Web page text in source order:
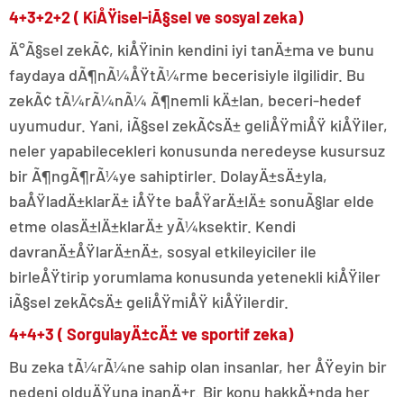
4+3+2+2 ( KiÅŸisel-iÃ§sel ve sosyal zeka)
Ä°Ã§sel zekÃ¢, kiÅŸinin kendini iyi tanÄ±ma ve bunu
faydaya dÃ¶nÃ¼ÅŸtÃ¼rme becerisiyle ilgilidir. Bu
zekÃ¢ tÃ¼rÃ¼nÃ¼ Ã¶nemli kÄ±lan, beceri-hedef
uyumudur. Yani, iÃ§sel zekÃ¢sÄ± geliÅŸmiÅŸ kiÅŸiler,
neler yapabilecekleri konusunda neredeyse kusursuz
bir Ã¶ngÃ¶rÃ¼ye sahiptirler. DolayÄ±sÄ±yla,
baÅŸladÄ±klarÄ± iÅŸte baÅŸarÄ±lÄ± sonuÃ§lar elde
etme olasÄ±lÄ±klarÄ± yÃ¼ksektir. Kendi
davranÄ±ÅŸlarÄ±nÄ±, sosyal etkileyiciler ile
birleÅŸtirip yorumlama konusunda yetenekli kiÅŸiler
iÃ§sel zekÃ¢sÄ± geliÅŸmiÅŸ kiÅŸilerdir.
4+4+3 ( SorgulayÄ±cÄ± ve sportif zeka)
Bu zeka tÃ¼rÃ¼ne sahip olan insanlar, her ÅŸeyin bir
nedeni olduÄŸuna inanÄ±r. Bir konu hakkÄ±nda her